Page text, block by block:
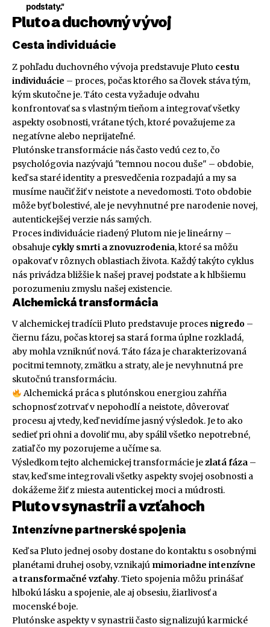
podstaty."
Pluto a duchovný vývoj
Cesta individuácie
Z pohľadu duchovného vývoja predstavuje Pluto cestu
individuácie – proces, počas ktorého sa človek stáva tým,
kým skutočne je. Táto cesta vyžaduje odvahu
konfrontovať sa s vlastným tieňom a integrovať všetky
aspekty osobnosti, vrátane tých, ktoré považujeme za
negatívne alebo neprijateľné.
Plutónske transformácie nás často vedú cez to, čo
psychológovia nazývajú "temnou nocou duše" – obdobie,
keď sa staré identity a presvedčenia rozpadajú a my sa
musíme naučiť žiť v neistote a nevedomosti. Toto obdobie
môže byť bolestivé, ale je nevyhnutné pre narodenie novej,
autentickejšej verzie nás samých.
Proces individuácie riadený Plutom nie je lineárny –
obsahuje cykly smrti a znovuzrodenia, ktoré sa môžu
opakovať v rôznych oblastiach života. Každý takýto cyklus
nás privádza bližšie k našej pravej podstate a k hlbšiemu
porozumeniu zmyslu našej existencie.
Alchemická transformácia
V alchemickej tradícii Pluto predstavuje proces nigredo –
čiernu fázu, počas ktorej sa stará forma úplne rozkladá,
aby mohla vzniknúť nová. Táto fáza je charakterizovaná
pocitmi temnoty, zmätku a straty, ale je nevyhnutná pre
skutočnú transformáciu.
Alchemická práca s plutónskou energiou zahŕňa
schopnosť zotrvať v nepohodlí a neistote, dôverovať
procesu aj vtedy, keď nevidíme jasný výsledok. Je to ako
sedieť pri ohni a dovoliť mu, aby spálil všetko nepotrebné,
zatiaľ čo my pozorujeme a učíme sa.
Výsledkom tejto alchemickej transformácie jezlatá fáza –
stav, keď sme integrovali všetky aspekty svojej osobnosti a
dokážeme žiť z miesta autentickej moci a múdrosti.
Pluto v synastrii a vzťahoch
Intenzívne partnerské spojenia
Keď sa Pluto jednej osoby dostane do kontaktu s osobnými
planétami druhej osoby, vznikajú mimoriadne intenzívne
a transformačné vzťahy. Tieto spojenia môžu prinášať
hlbokú lásku a spojenie, ale aj obsesiu, žiarlivosť a
mocenské boje.
Plutónske aspekty v synastrii často signalizujú karmické